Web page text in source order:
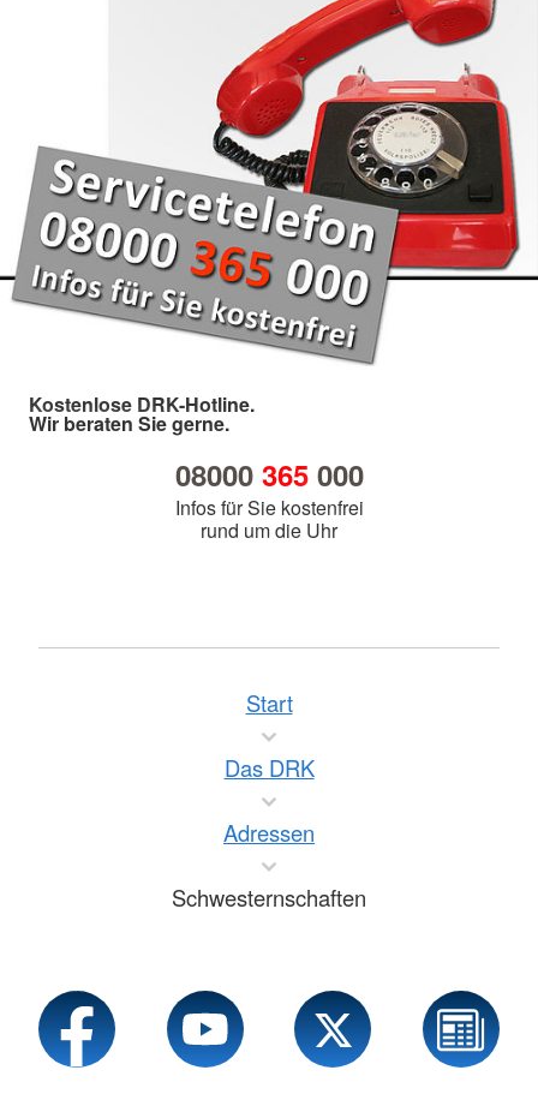
Kostenlose DRK-Hotline.
Wir beraten Sie gerne.
08000 365000
Infos für Sie kostenfrei
rund um die Uhr
Start
Das DRK
Adressen
Schwesternschaften